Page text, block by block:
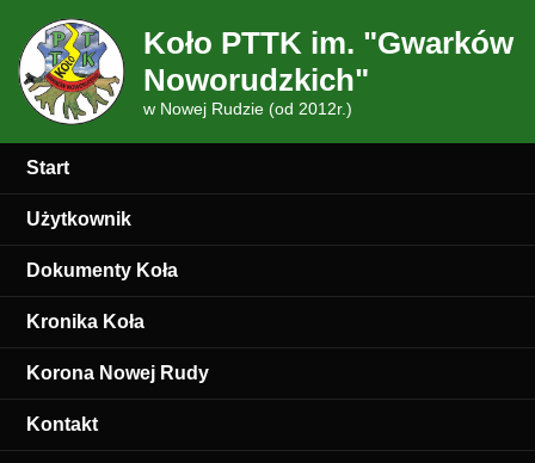
Koło PTTK im. "Gwarków
Noworudzkich"
w Nowej Rudzie (od 2012r.)
Start
Użytkownik
Dokumenty Koła
Kronika Koła
Korona Nowej Rudy
Kontakt